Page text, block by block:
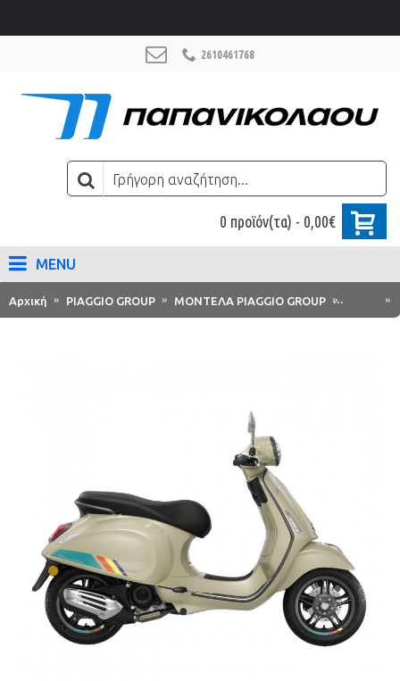
2610461768
0 προϊόν(τα) - 0,00€
MENU
Αρχική PIAGGIO GROUP ΜΟΝΤΕΛΑ PIAGGIO GROUP